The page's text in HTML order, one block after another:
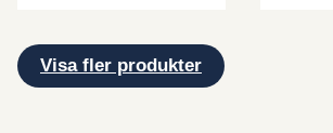
Visa fler produkter